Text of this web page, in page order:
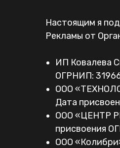
Настоящим я
Рекламы от
ИП Ковалева
ОГРНИП:
ООО
Дата
ООО «ЦЕНТР
присвоения
ООО